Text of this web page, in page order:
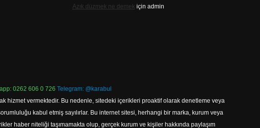
Azık düzmek ne demek için admin
0262 606 0 726 Telegram: @karabul
hizmet vermektedir. Bu nedenle, sitedeki içerikleri proaktif olarak denetleme veya
kabul etmiş sayılırlar. Bu internet sitesi, herhangi bir marka, kurum veya
haber niteliği taşımamakta olup, gerçek kurum ve kişiler hakkında paylaşım